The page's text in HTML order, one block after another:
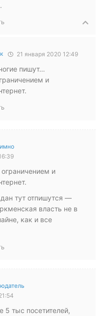
21 января 2020 12:49
пишут…
и
и
тут отпишутся —
власть не в
как и все
5 тыс посетителей,